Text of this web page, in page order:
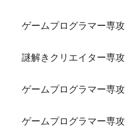
ゲームプログラマー専攻
謎解きクリエイター専攻
ゲームプログラマー専攻
ゲームプログラマー専攻